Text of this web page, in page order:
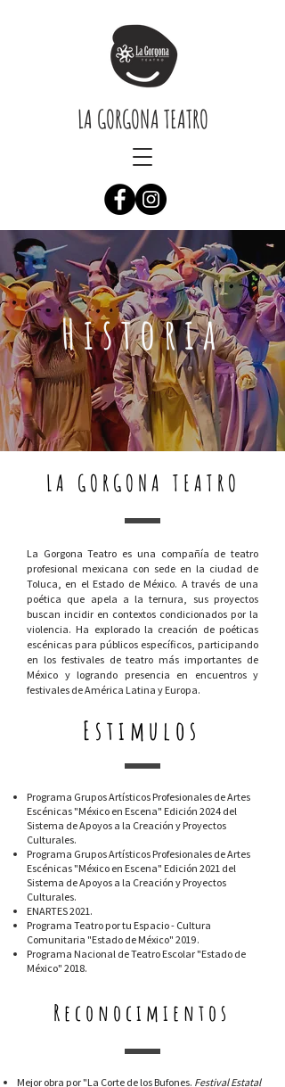
LA GORGONA TEATRO
Historia
LA GORGONA TEATRO
La Gorgona Teatro es una compañía de teatro
profesional mexicana con sede en la ciudad de
Toluca, en el Estado de México. A través de una
poética que apela a la ternura, sus proyectos
buscan incidir en contextos condicionados por la
violencia. Ha explorado la creación de poéticas
escénicas para públicos específicos, participando
en los festivales de teatro más importantes de
México y logrando presencia en encuentros y
festivales de América Latina y Europa.
Estimulos
Programa Grupos Artísticos Profesionales de Artes
Escénicas "México en Escena" Edición 2024 del
Sistema de Apoyos a la Creación y Proyectos
Culturales.
Programa Grupos Artísticos Profesionales de Artes
Escénicas "México en Escena" Edición 2021 del
Sistema de Apoyos a la Creación y Proyectos
Culturales.
ENARTES 2021.
Programa Teatro por tu Espacio - Cultura
Comunitaria "Estado de México" 2019.
Programa Nacional de Teatro Escolar "Estado de
México" 2018.
Reconocimientos
Mejor obra por "La Corte de los Bufones. Festival Estatal